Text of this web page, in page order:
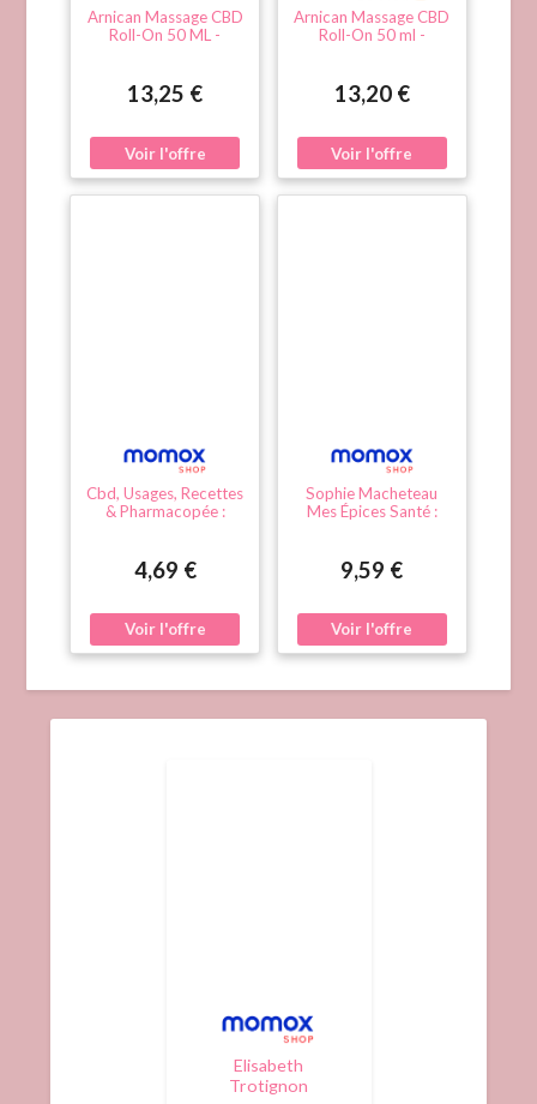
Arnican Massage CBD
Roll-On 50 ML -
13,25 €
Arnican Massage CBD
Roll-On 50 ml -
13,20 €
Cbd, Usages, Recettes
& Pharmacopée :
Relaxantes : 65
Recettes Riches En
4,69 €
Sophie Macheteau
Mes Épices Santé :
Quotidien
9,59 €
Elisabeth
Trotignon